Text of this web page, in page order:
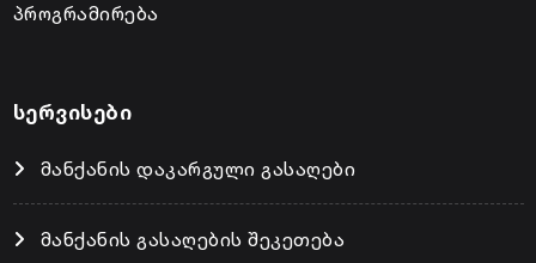
პროგრამირება
სერვისები
მანქანის დაკარგული გასაღები
მანქანის გასაღების შეკეთება